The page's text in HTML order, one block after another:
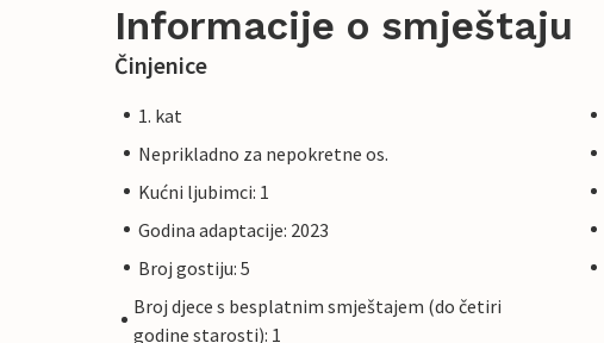
Informacije o smještaju
Činjenice
1. kat
Neprikladno za nepokretne os.
Kućni ljubimci: 1
Godina adaptacije: 2023
Broj gostiju: 5
Broj djece s besplatnim smještajem (do četiri
godine starosti): 1